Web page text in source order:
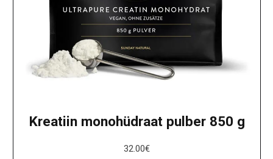
Kreatiin monohüdraat pulber 850 g
32.00€